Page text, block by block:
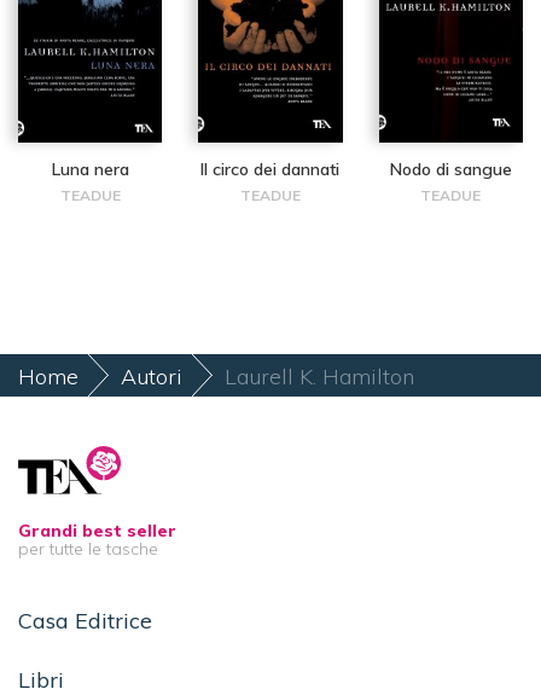
Luna nera
TEADUE
Il circo dei dannati
TEADUE
Nodo di sangue
TEADUE
Home Autori Laurell K. Hamilton
Grandi best seller
per tutte le tasche
Casa Editrice
Libri